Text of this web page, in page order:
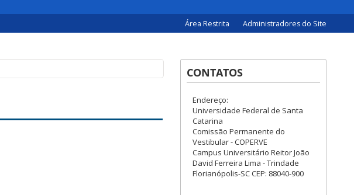
Área Restrita Administradores do Site
CONTATOS
Endereço:
Universidade Federal de Santa
Catarina
Comissão Permanente do
Vestibular - COPERVE
Campus Universitário Reitor João
David Ferreira Lima - Trindade
Florianópolis-SC CEP: 88040-900